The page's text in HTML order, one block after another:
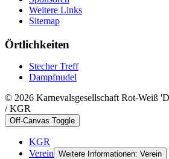
Weitere Links
Sitemap
Örtlichkeiten
Stecher Treff
Dampfnudel
© 2026 Karnevalsgesellschaft Rot-Weiß
/ KGR
Off-Canvas Toggle
KGR
Verein Weitere Informationen: Verein